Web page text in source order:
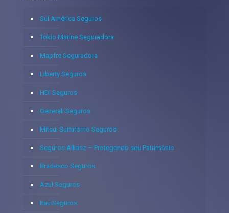
Sul América Seguros
Tokio Marine Seguradora
Mapfre Seguradora
Liberty Seguros
HDI Seguros
Generali Seguros
Mitsui Sumitomo Seguros
Seguros Allianz – Protegendo seu Patrimônio
Bradesco Seguros
Azul Seguros
Itaú Seguros